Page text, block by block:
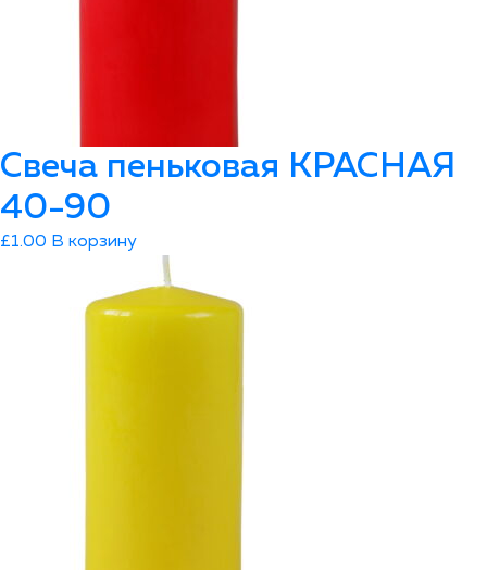
Свеча пеньковая КРАСНАЯ
40-90
£1.00 В корзину